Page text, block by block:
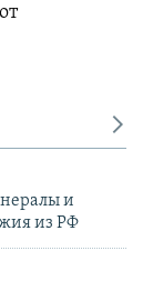
и
из РФ